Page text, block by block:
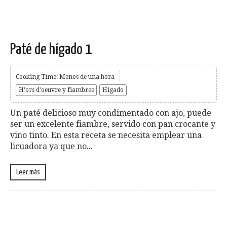
Paté de hígado 1
Cooking Time: Menos de una hora
H'ors d'oeuvre y fiambres
Hígado
Un paté delicioso muy condimentado con ajo, puede
ser un excelente fiambre, servido con pan crocante y
vino tinto. En esta receta se necesita emplear una
licuadora ya que no...
Leer más